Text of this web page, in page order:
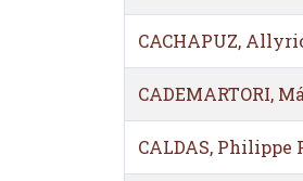
CACHAPUZ,
CADEMARTORI,
CALDAS, Philippe